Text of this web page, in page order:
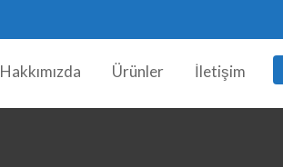
Hakkımızda Ürünler İletişim